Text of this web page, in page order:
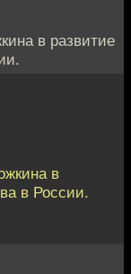
в развитие
в
в России.